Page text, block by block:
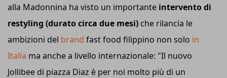
alla Madonnina ha visto un importante intervento di
restyling (durato circa due mesi) che rilancia le
ambizioni del brand fast food filippino non solo in
Italia ma anche a livello internazionale: "Il nuovo
Jollibee di piazza Diaz è per noi molto più di un